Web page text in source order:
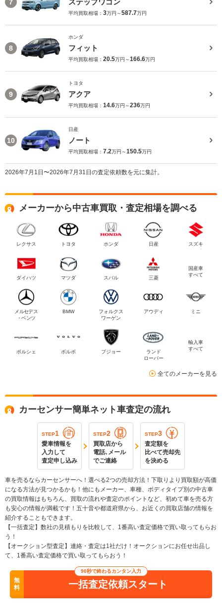
7 ステップワゴン
平均買取相場： 3万円～587.7万円
8
ホンダ
フィット
平均買取相場： 20.5万円～166.6万円
9
トヨタ
アクア
平均買取相場： 14.6万円～236万円
10
日産
ノート
平均買取相場： 7.2万円～150.5万円
2026年7月1日〜2026年7月31日の査定依頼数を元に集計。
メーカーから中古車買取・査定相場を調べる
レクサス トヨタ ホンダ 日産 スズキ
ダイハツ マツダ スバル 三菱
国産車
すべて
メルセデス
・ベンツ
BMW
フォルクス
ワーゲン
アウディ ミニ
ポルシェ ボルボ プジョー
ランド
ローバー
輸入車
すべて
全てのメーカーを見る
カーセンサー簡単ネット車査定の流れ
STEP1
愛車情報を
入力して
査定申し込み
STEP2
買取店から
電話､メール
でご連絡
STEP3
査定額を
比べて売却先
を決める
車を売るならカーセンサーへ！選べる2つの売却方法！下取りより買取額が高価
になる方法が見つかるかも！他にもメーカー、車種、ボディタイプ別の中古車
の買取情報はもちろん、買取の流れや査定のポイントなど、初めて車を売る方
も安心の情報が満載です！五十音や都道府県から、お近くの買取店舗の情報を
紹介することもできます。
【一括査定】数社の見積もりを比較して、1番高い査定価格で買い取ってもらお
う！
【オークション型査定】連絡・査定は1社だけ！オークションにお任せ出品し
て、1番高い査定価格で買い取ってもらおう！
無
料
90秒で終わるカンタン入力
一括査定依頼スタート